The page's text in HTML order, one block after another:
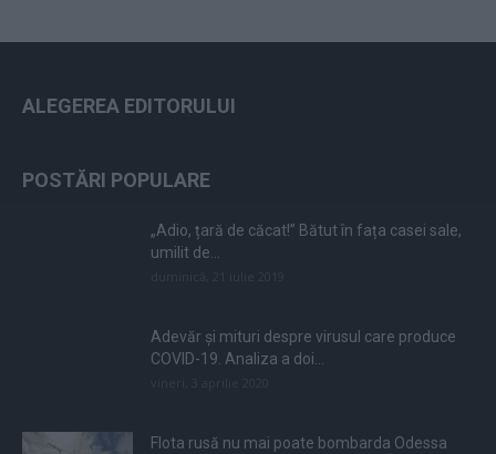
ALEGEREA EDITORULUI
POSTĂRI POPULARE
„Adio, țară de căcat!” Bătut în fața casei sale,
umilit de...
Adevăr și mituri despre virusul care produce
COVID-19. Analiza a doi...
Flota rusă nu mai poate bombarda Odessa